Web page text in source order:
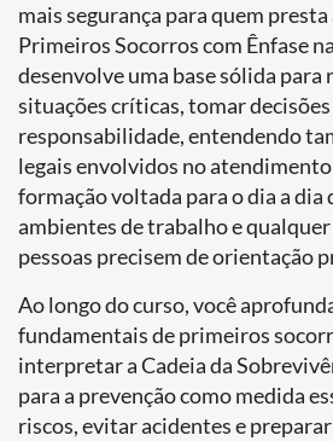
mais segurança para quem
Primeiros Socorros com Ênfase
desenvolve uma base sólida para
situações críticas, tomar
responsabilidade, entendendo
legais envolvidos no
formação voltada para o dia a dia
ambientes de trabalho e
pessoas precisem de orientação
Ao longo do curso, você
fundamentais de primeiros
interpretar a Cadeia da
para a prevenção como medida
riscos, evitar acidentes e